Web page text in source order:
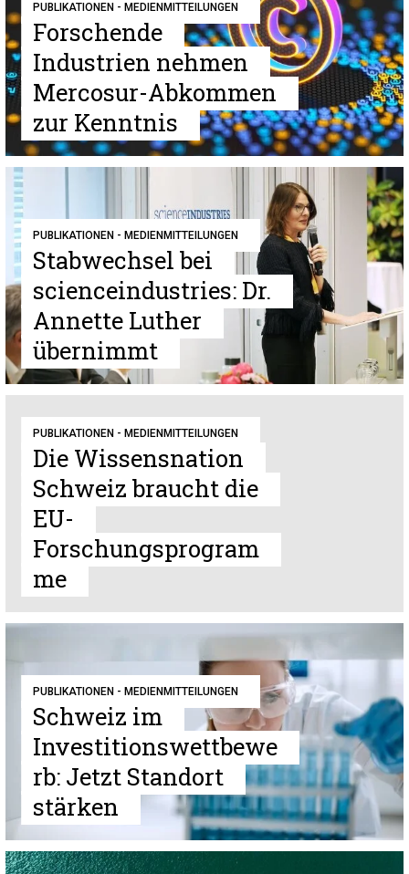
PUBLIKATIONEN - MEDIENMITTEILUNGEN
Forschende
Industrien nehmen
Mercosur-Abkommen
zur Kenntnis
PUBLIKATIONEN - MEDIENMITTEILUNGEN
Stabwechsel bei
scienceindustries: Dr.
Annette Luther
übernimmt
PUBLIKATIONEN - MEDIENMITTEILUNGEN
Die Wissensnation
Schweiz braucht die
EU-
Forschungsprogram
me
PUBLIKATIONEN - MEDIENMITTEILUNGEN
Schweiz im
Investitionswettbewe
rb: Jetzt Standort
stärken